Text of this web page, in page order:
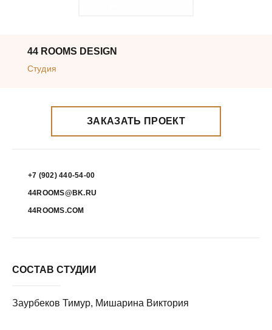
44 ROOMS DESIGN
Студия
ЗАКАЗАТЬ ПРОЕКТ
+7 (902) 440-54-00
44ROOMS@BK.RU
44ROOMS.COM
СОСТАВ СТУДИИ
Заурбеков Тимур, Мишарина Виктория